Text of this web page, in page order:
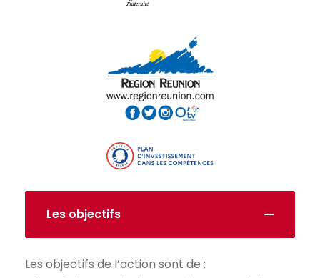
Les objectifs
Les objectifs de l’action sont de :